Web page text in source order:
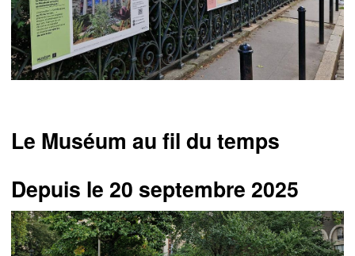
Le Muséum au fil du temps
Depuis le 20 septembre 2025